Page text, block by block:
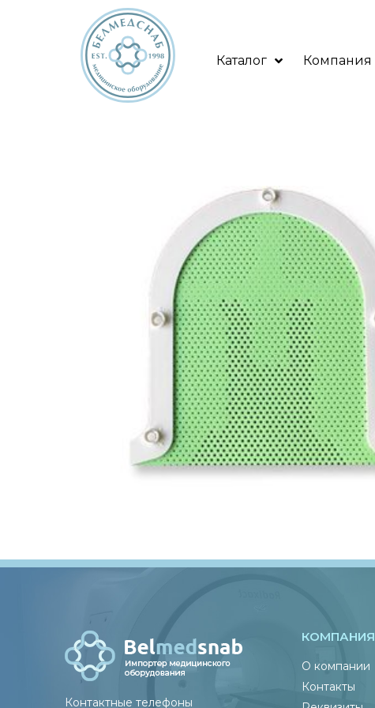
Каталог Компания
Контактные телефоны
КОМПАНИЯ
О компании
Контакты